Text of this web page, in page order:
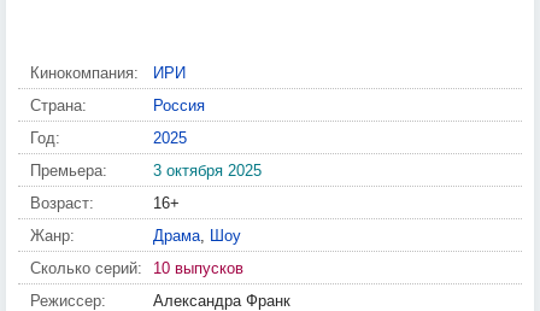
Кинокомпания:
ИРИ
Страна:
Россия
Год:
2025
Премьера:
3 октября 2025
Возраст:
16+
Жанр:
Драма, Шоу
Сколько серий:
10 выпусков
Режиссер:
Александра Франк